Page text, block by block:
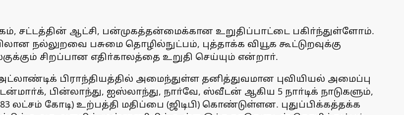
சட்டத்தின் ஆட்சி, பன்முகத்தன்மைக்கான உறுதிப்பாட்டை பகிா்ந்துள்ளோம்.
நல்லுறவை பசுமை தொழில்நுட்பம், புத்தாக்க வியூக கூட்டுறவுக்கு
சிறப்பான எதிா்காலத்தை உறுதி செய்யும் என்றாா்.
பிராந்தியத்தில் அமைந்துள்ள தனித்துவமான புவியியல் அமைப்பு
பின்லாந்து, ஐஸ்லாந்து, நாா்வே, ஸ்வீடன் ஆகிய 5 நாா்டிக் நாடுகளும்,
லட்சம் கோடி) உற்பத்தி மதிப்பை (ஜிடிபி) கொண்டுள்ளன. புதுப்பிக்கத்தக்க